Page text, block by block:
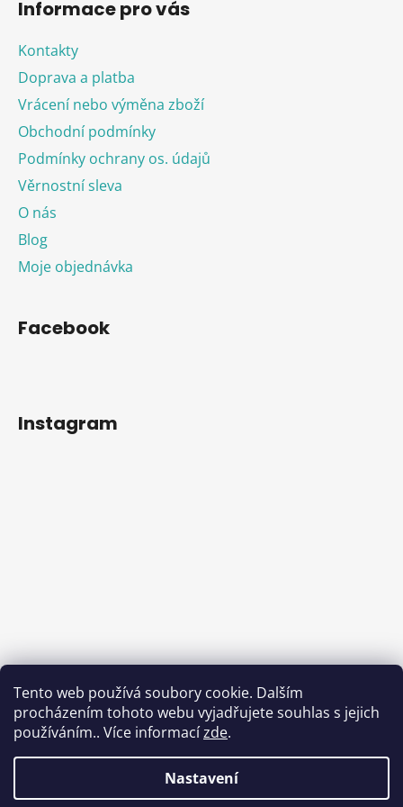
Tento web používá soubory cookie. Dalším
procházením tohoto webu vyjadřujete souhlas s jejich
používáním.. Více informacízde.
Nastavení
Informace pro vás
Kontakty
Doprava a platba
Vrácení nebo výměna zboží
Obchodní podmínky
Podmínky ochrany os. údajů
Věrnostní sleva
O nás
Blog
Moje objednávka
Facebook
Instagram